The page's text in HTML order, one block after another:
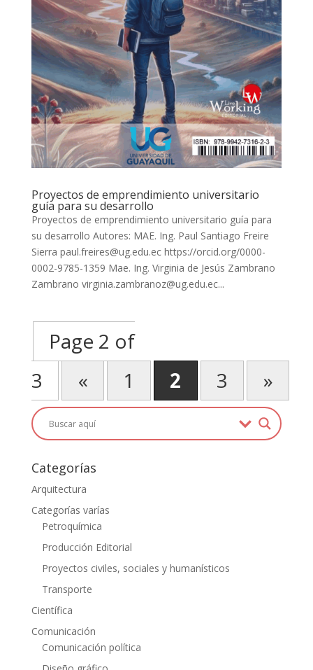
Proyectos de emprendimiento universitario
guía para su desarrollo
Proyectos de emprendimiento universitario guía para
su desarrollo Autores: MAE. Ing. Paul Santiago Freire
Sierra paul.freires@ug.edu.ec https://orcid.org/0000-
0002-9785-1359 Mae. Ing. Virginia de Jesús Zambrano
Zambrano virginia.zambranoz@ug.edu.ec...
Page 2 of
3
« 1 2 3 »
Categorías
Arquitectura
Categorías varías
Petroquímica
Producción Editorial
Proyectos civiles, sociales y humanísticos
Transporte
Científica
Comunicación
Comunicación política